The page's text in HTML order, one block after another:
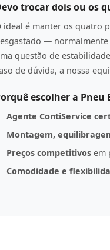
trocar dois ou os
ideal é manter os quatro
— normalmente
questão de
de dúvida, a nossa
escolher a Pneu
Agente ContiService
Montagem,
Preços competitivos em
Comodidade e